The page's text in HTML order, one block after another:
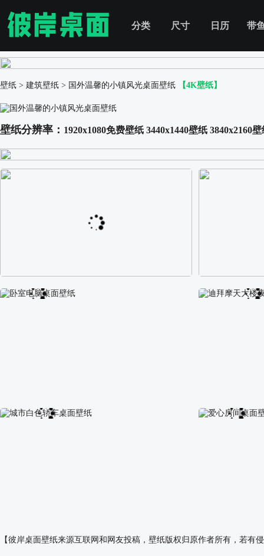
分类 尺寸 日历 带
壁纸 > 建筑壁纸 > 国外温馨的小镇风光桌面壁纸 【4K壁纸】
壁纸分辨率： 1920x1080免费壁纸 3440x1440壁纸 3840x2160壁
阿尔卑斯山区自然风景壁纸 校园长发可爱
卧室电脑桌面壁纸 迪拜摩天大楼
【彼岸桌面壁纸来源互联网和网友投稿，壁纸版权归原作者所有，若